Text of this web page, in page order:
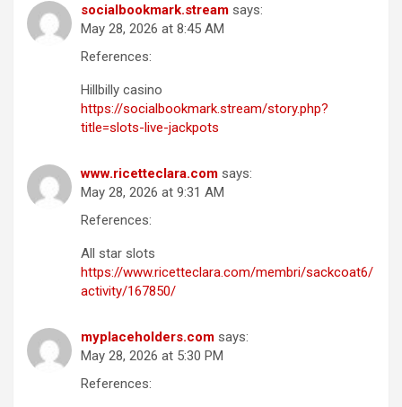
socialbookmark.stream says:
May 28, 2026 at 8:45 AM
References:
Hillbilly casino
https://socialbookmark.stream/story.php?
title=slots-live-jackpots
www.ricetteclara.com says:
May 28, 2026 at 9:31 AM
References:
All star slots
https://www.ricetteclara.com/membri/sackcoat6/
activity/167850/
myplaceholders.com says:
May 28, 2026 at 5:30 PM
References: